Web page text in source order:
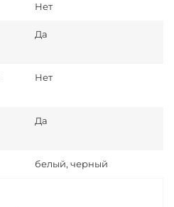
Нет
Да
Нет
Да
белый, черный